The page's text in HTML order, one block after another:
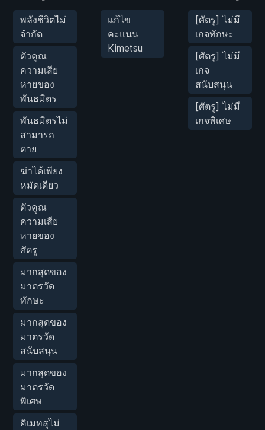
พลังชีวิตไม่
จำกัด
ตัวคูณ
ความเสีย
หายของ
พันธมิตร
พันธมิตรไม่
สามารถ
ตาย
ฆ่าได้เพียง
หมัดเดียว
ตัวคูณ
ความเสีย
หายของ
ศัตรู
มากสุดของ
มาตรวัด
ทักษะ
มากสุดของ
มาตรวัด
สนับสนุน
มากสุดของ
มาตรวัด
พิเศษ
คิเมทสุไม่
แก้ไข
คะแนน
Kimetsu
[ศัตรู] ไม่มี
เกจทักษะ
[ศัตรู] ไม่มี
เกจ
สนับสนุน
[ศัตรู] ไม่มี
เกจพิเศษ